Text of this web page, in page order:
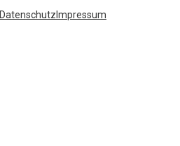
Datenschutz Impressum